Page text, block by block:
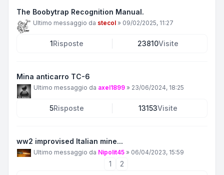
The Boobytrap Recognition Manual.
Ultimo messaggio da stecol » 09/02/2025, 11:27
1 Risposte 23810Visite
Mina anticarro TC-6
Ultimo messaggio da axel1899 » 23/06/2024, 18:25
5Risposte 13153Visite
ww2 improvised Italian mine...
Ultimo messaggio da Nipolit45 » 06/04/2023, 15:59
1
2